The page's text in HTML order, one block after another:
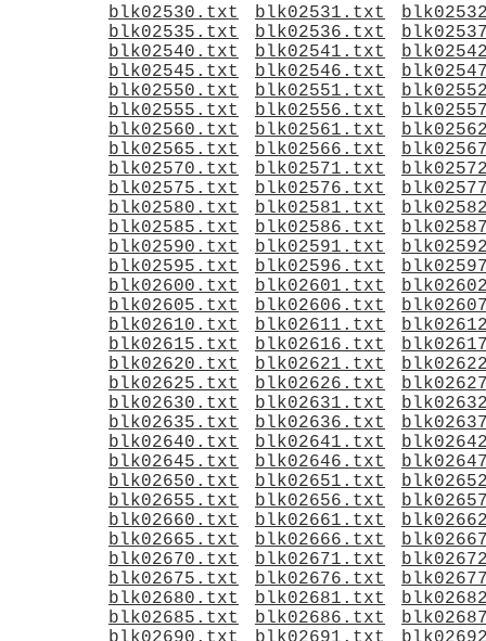
blk02530.txt
blk02531.txt
blk02535.txt
blk02536.txt
blk02540.txt
blk02541.txt
blk02545.txt
blk02546.txt
blk02550.txt
blk02551.txt
blk02555.txt
blk02556.txt
blk02560.txt
blk02561.txt
blk02565.txt
blk02566.txt
blk02570.txt
blk02571.txt
blk02575.txt
blk02576.txt
blk02580.txt
blk02581.txt
blk02585.txt
blk02586.txt
blk02590.txt
blk02591.txt
blk02595.txt
blk02596.txt
blk02600.txt
blk02601.txt
blk02605.txt
blk02606.txt
blk02610.txt
blk02611.txt
blk02615.txt
blk02616.txt
blk02620.txt
blk02621.txt
blk02625.txt
blk02626.txt
blk02630.txt
blk02631.txt
blk02635.txt
blk02636.txt
blk02640.txt
blk02641.txt
blk02645.txt
blk02646.txt
blk02650.txt
blk02651.txt
blk02655.txt
blk02656.txt
blk02660.txt
blk02661.txt
blk02665.txt
blk02666.txt
blk02670.txt
blk02671.txt
blk02675.txt
blk02676.txt
blk02680.txt
blk02681.txt
blk02685.txt
blk02686.txt